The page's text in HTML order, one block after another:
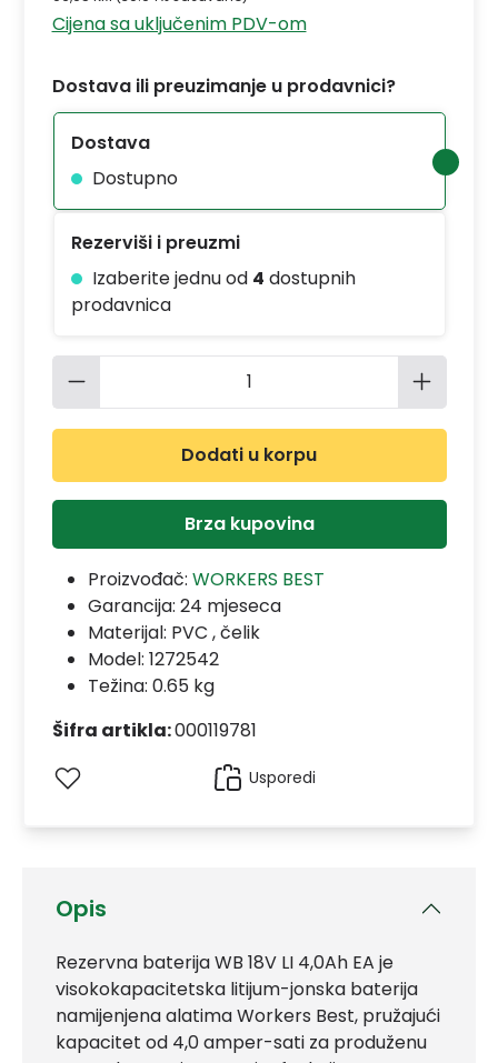
Opis
Rezervna baterija WB 18V LI 4,0Ah EA je
visokokapacitetska litijum-jonska baterija
namijenjena alatima Workers Best, pružajući
kapacitet od 4,0 amper-sati za produženu
Cijena sa uključenim PDV-om
Dostava ili preuzimanje u prodavnici?
Dostava
Dostupno
Rezerviši i preuzmi
Izaberite jednu od 4 dostupnih
prodavnica
Količina proizvoda: Unesite
Dodati u korpu
Brza kupovina
Proizvođač: WORKERS BEST
Garancija: 24 mjeseca
Materijal: PVC , čelik
Model: 1272542
Težina: 0.65 kg
Šifra artikla:000119781
Usporedi